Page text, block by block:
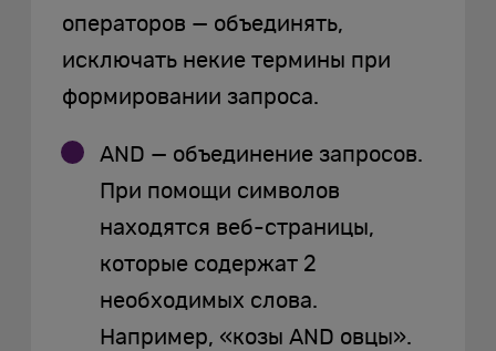
операторов — объединять,
исключать некие термины при
формировании запроса.
AND — объединение запросов.
При помощи символов
находятся веб-страницы,
которые содержат 2
необходимых слова.
Например, «козы AND овцы».